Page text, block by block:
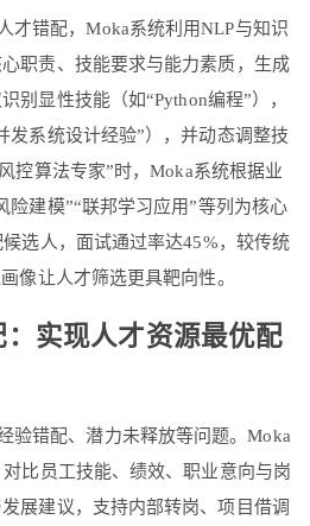
才错配，Moka系统利用NLP与知识
职责、技能要求与能力素质，生成
别显性技能（如“Python编程”），
发系统设计经验”），并动态调整技
控算法专家”时，Moka系统根据业
险建模”“联邦学习应用”等列为核心
选人，面试通过率达45%，较传统
像让人才筛选更具靶向性。
实现人才资源最优配
验错配、潜力未释放等问题。Moka
对比员工技能、绩效、职业意向与岗
展建议，支持内部转岗、项目借调